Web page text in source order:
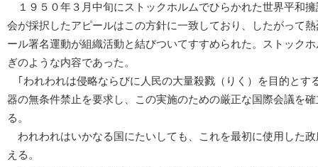
１９５０年３月中旬にストックホルムでひらかれた世界平和
会が採択したアピールはこの方針に一致しており、したがって
ール署名運動が組織活動と結びついてすすめられた。ストック
ぎのような内容であった。
｢われわれは侵略ならびに人民の大量殺戮（りく）を目的とす
器の無条件禁止を要求し、この実施のための厳正な国際会議を
る。
われわれはいかなる国にたいしても、これを最初に使用した
える。